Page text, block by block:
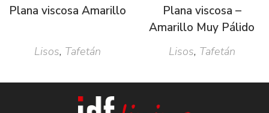
Plana viscosa Amarillo
Lisos, Tafetán
Plana viscosa –
Amarillo Muy Pálido
Lisos, Tafetán